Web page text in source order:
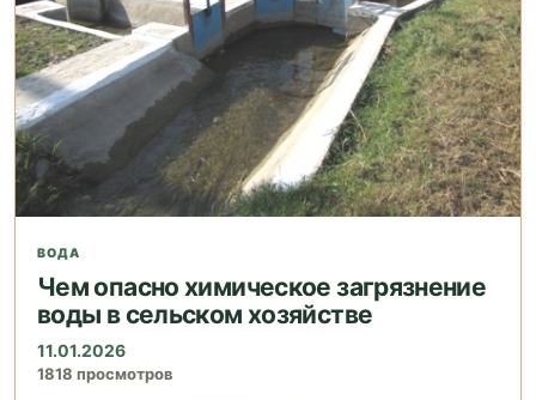
ВОДА
Чем опасно химическое загрязнение
воды в сельском хозяйстве
11.01.2026
1818 просмотров